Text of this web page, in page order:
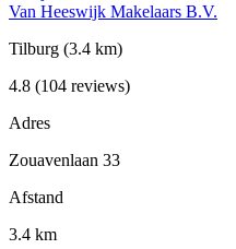
Van Heeswijk Makelaars B.V.
Tilburg (3.4 km)
4.8 (104 reviews)
Adres
Zouavenlaan 33
Afstand
3.4 km